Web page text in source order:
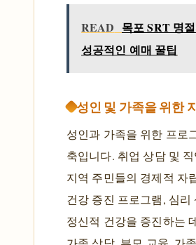
READ 목포 SRT 명
성공적인 예매 꿀팁
성인 및 가족을 위한
성인과 가족을 위한 프로
축입니다. 취업 상담 및
지역 주민들의 경제적 자
건강 증진 프로그램, 심
정신적 건강을 증진하는